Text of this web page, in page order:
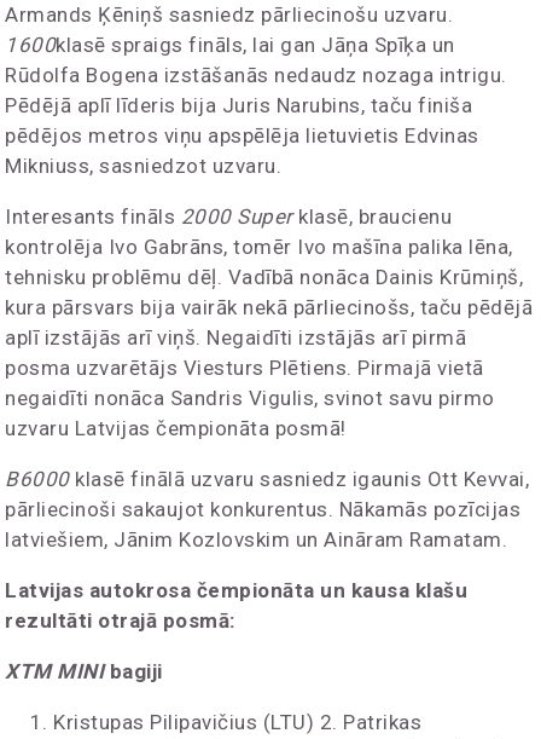
Armands Ķēniņš sasniedz pārliecinošu uzvaru.
1600klasē spraigs fināls, lai gan Jāņa Spīķa un
Rūdolfa Bogena izstāšanās nedaudz nozaga intrigu.
Pēdējā aplī līderis bija Juris Narubins, taču finiša
pēdējos metros viņu apspēlēja lietuvietis Edvinas
Mikniuss, sasniedzot uzvaru.
Interesants fināls 2000 Superklasē, braucienu
kontrolēja Ivo Gabrāns, tomēr Ivo mašīna palika lēna,
tehnisku problēmu dēļ. Vadībā nonāca Dainis Krūmiņš,
kura pārsvars bija vairāk nekā pārliecinošs, taču pēdējā
aplī izstājās arī viņš. Negaidīti izstājās arī pirmā
posma uzvarētājs Viesturs Plētiens. Pirmajā vietā
negaidīti nonāca Sandris Vigulis, svinot savu pirmo
uzvaru Latvijas čempionāta posmā!
B6000klasē finālā uzvaru sasniedz igaunis Ott Kevvai,
pārliecinoši sakaujot konkurentus. Nākamās pozīcijas
latviešiem, Jānim Kozlovskim un Aināram Ramatam.
Latvijas autokrosa čempionāta un kausa klašu
rezultāti otrajā posmā:
XTM MINIbagiji
Kristupas Pilipavičius (LTU) 2. Patrikas